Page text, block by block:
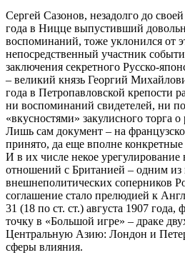
Сергей Сазонов, незадолго до
года в Ницце выпустивший
воспоминаний, тоже уклонился от
непосредственный участник
заключения секретного Русско-
– великий князь Георгий
года в Петропавловской крепости
ни воспоминаний свидетелей, ни
«вкусностями» закулисного торга
Лишь сам документ – на
принято, да еще вполне конкретные
И в их числе некое урегулирование
отношений с Британией – одним из
внешнеполитических соперников
соглашение стало прелюдией к
31 (18 по ст. ст.) августа 1907
точку в «Большой игре» – драке
Центральную Азию: Лондон и
сферы влияния.